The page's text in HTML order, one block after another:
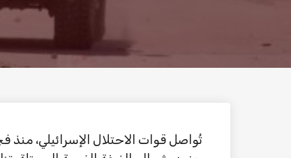
تُواصل قوات الاحتلال الإسرائيلي، منذ